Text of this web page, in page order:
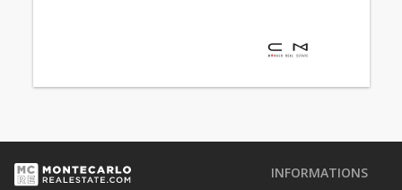
INFORMATIONS